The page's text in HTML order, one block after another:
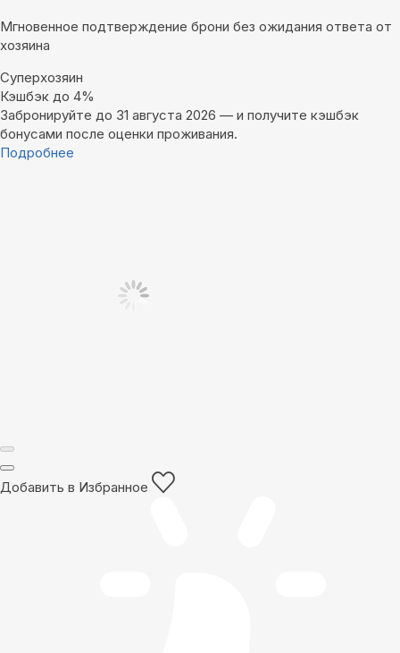
Мгновенное подтверждение брони без ожидания ответа от
хозяина
Суперхозяин
Кэшбэк до 4%
Забронируйте до 31 августа 2026 — и получите кэшбэк
бонусами после оценки проживания.
Подробнее
Добавить в Избранное